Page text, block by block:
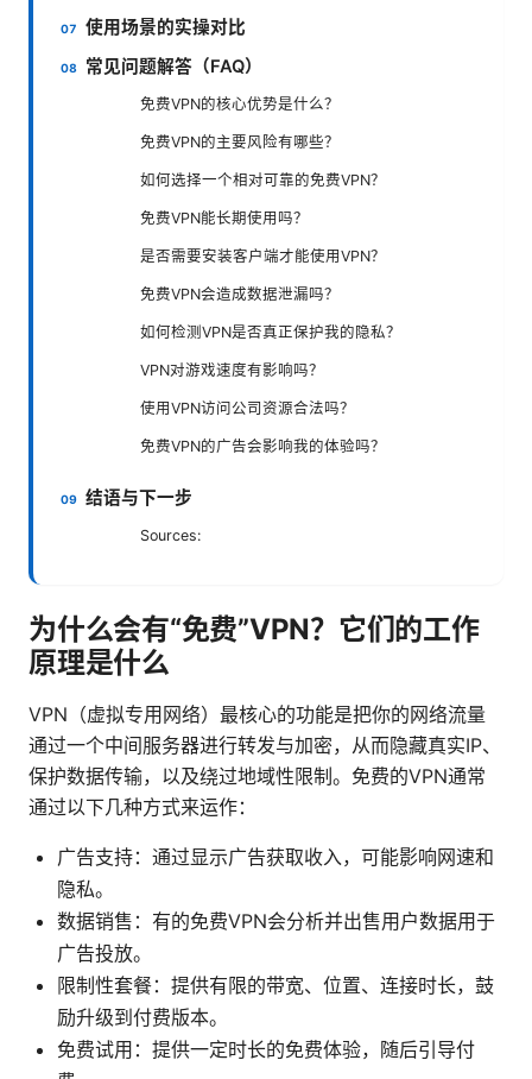
使用场景的实操对比
常见问题解答（FAQ）
免费VPN的核心优势是什么？
免费VPN的主要风险有哪些？
如何选择一个相对可靠的免费VPN？
免费VPN能长期使用吗？
是否需要安装客户端才能使用VPN？
免费VPN会造成数据泄漏吗？
如何检测VPN是否真正保护我的隐私？
VPN对游戏速度有影响吗？
使用VPN访问公司资源合法吗？
免费VPN的广告会影响我的体验吗？
结语与下一步
Sources:
为什么会有“免费”VPN？它们的工作
原理是什么
VPN（虚拟专用网络）最核心的功能是把你的网络流量
通过一个中间服务器进行转发与加密，从而隐藏真实IP、
保护数据传输，以及绕过地域性限制。免费的VPN通常
通过以下几种方式来运作：
广告支持：通过显示广告获取收入，可能影响网速和
隐私。
数据销售：有的免费VPN会分析并出售用户数据用于
广告投放。
限制性套餐：提供有限的带宽、位置、连接时长，鼓
励升级到付费版本。
免费试用：提供一定时长的免费体验，随后引导付